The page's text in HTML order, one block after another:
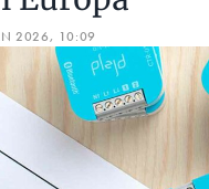
2026, 10:09